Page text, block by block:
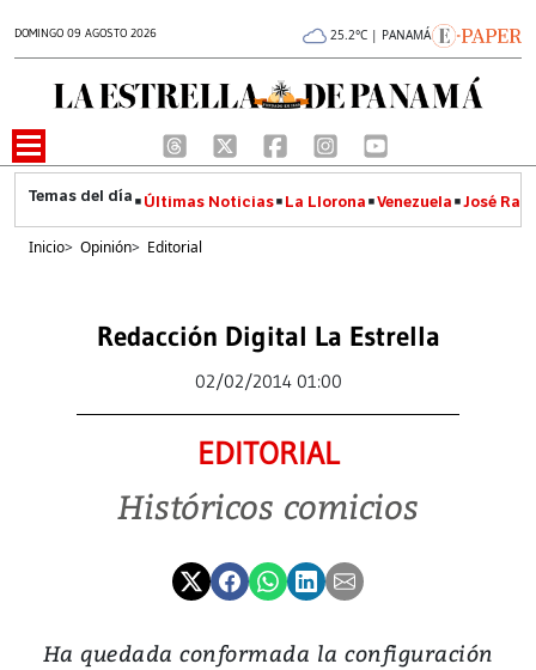
DOMINGO 09 AGOSTO 2026 25.2°C | PANAMÁ
Últimas Noticias La Llorona Venezuela José
Inicio> Opinión> Editorial
Redacción Digital La Estrella
02/02/2014 01:00
EDITORIAL
Históricos comicios
Ha quedada conformada la configuración